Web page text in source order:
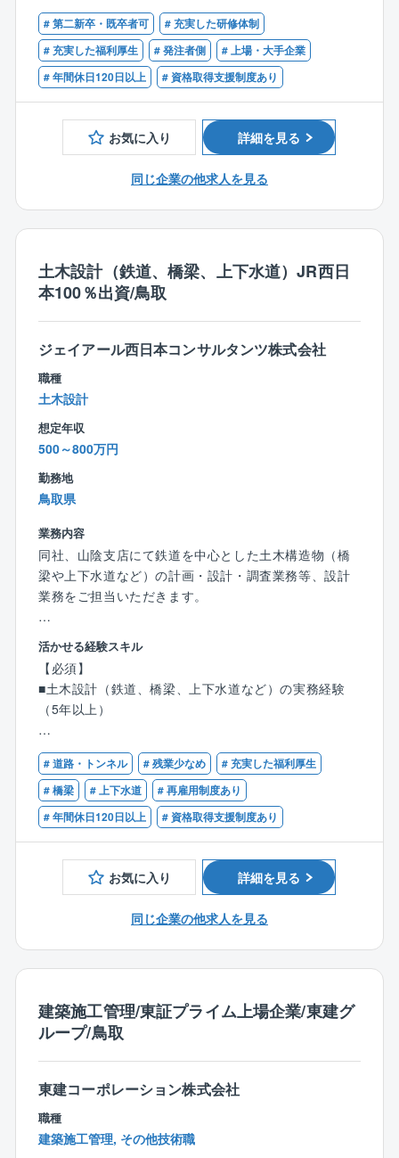
す。
特に実績のある分譲マンションの施工では、購入さ
れた方の個別の要望の一つ一つに、図面の変更から材
料の提案など臨機応変に対応しています。
国土交通省や農林水産省、自治体など、各エリアの官
公庁が進めるプロジェクトに発注者側の立場で発注者
支援業務に参加頂きます。
◆工事の施工状況の監督補助業務、積算技術業務
◆各関係機関との協議・調整に必要な資料作成業務
◆調査・設計・予算要求・事業計画等の資料作成
もとに業務をお任せしていきます。
用意いたしますので、ご安心ください。
ネルなど。2～3人のチームで1つの案件を担当していき
ます。
期間は年度単位（1年～2年）。
※契約社員での採用になりますが、正社員雇用制度がご
ざいます。
【仕事のポイント、魅力】
★官公庁と施工会社の橋渡しがミッション★
工事管理・品質管理を中心に施工計画など各種資料作
成を担い、官公庁サイドの業務をサポートします。
発注者の立場から工事管理を行う、公共性が高く・や
★充実した研修システム★
Web上でBIM/CIM研修や、CAD等業務に必要なソフト
の研修を行っています。
※未経験でも意欲のある方歓迎します
■1級または2級土木施工管理技士
■普通自動車運転免許
【歓迎】
■国、県等の大規模工事の元請経験
# 第二新卒・既卒者可
# 充実した研修体制
# 充実した福利厚生
# 発注者側
# 上場・大手企業
# 年間休日120日以上
# 資格取得支援制度あり
お気に入り 詳細を見る
同じ企業の他求人を見る
土木設計（鉄道、橋梁、上下水道）JR西日
本100％出資/鳥取
ジェイアール西日本コンサルタンツ株式会社
職種
土木設計
想定年収
500～800万円
勤務地
鳥取県
業務内容
同社、山陰支店にて鉄道を中心とした土木構造物（橋
梁や上下水道など）の計画・設計・調査業務等、設計
業務をご担当いただきます。
【具体的には】
・現地調査
・打ち合わせ
・基本設計
・実地設計
・納品
※一連の流れをご対応いただくことになります。
【案件について】
高架橋、橋梁、線路下構造物、上下水道など
【魅力】
JR西日本グループの一員として、鉄道事業を中心とし
ェクトに携わることができます。自分の仕事が、人々
実感できるでしょう。
2.幅広い専門性を活かせる
鉄道土木、建築、電気、機械、環境、情報システムな
ど、多様な専門職種があります。自分のスキルや経験
を活かせる仕事を見つけられるだけでなく、新しい知
識や技術を学ぶ機会も豊富です。
活かせる経験スキル
【必須】
■土木設計（鉄道、橋梁、上下水道など）の実務経験
（5年以上）
【歓迎】
■RCCM（鉄道、鋼構造及びコンクリート、上水道及び
工業用水道、下水道）
■技術士（建設部門 鉄道 鋼構造及びコンクリート）
■技術士（上下水道部門 上水道及び工業用水道、下水
# 道路・トンネル # 残業少なめ
# 充実した福利厚生
# 橋梁
# 上下水道
# 再雇用制度あり
# 年間休日120日以上
# 資格取得支援制度あり
お気に入り 詳細を見る
同じ企業の他求人を見る
建築施工管理/東証プライム上場企業/東建グ
ループ/鳥取
東建コーポレーション株式会社
職種
建築施工管理, その他技術職